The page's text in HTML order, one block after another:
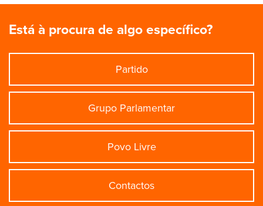
Está à procura de algo específico?
Partido
Grupo Parlamentar
Povo Livre
Contactos